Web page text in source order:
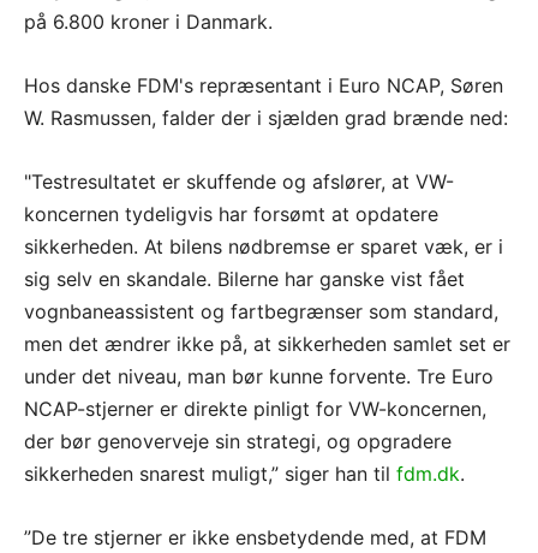
på 6.800 kroner i Danmark.
Hos danske FDM's repræsentant i Euro NCAP, Søren
W. Rasmussen, falder der i sjælden grad brænde ned:
"Testresultatet er skuffende og afslører, at VW-
koncernen tydeligvis har forsømt at opdatere
sikkerheden. At bilens nødbremse er sparet væk, er i
sig selv en skandale. Bilerne har ganske vist fået
vognbaneassistent og fartbegrænser som standard,
men det ændrer ikke på, at sikkerheden samlet set er
under det niveau, man bør kunne forvente. Tre Euro
NCAP-stjerner er direkte pinligt for VW-koncernen,
der bør genoverveje sin strategi, og opgradere
sikkerheden snarest muligt,” siger han til fdm.dk.
”De tre stjerner er ikke ensbetydende med, at FDM